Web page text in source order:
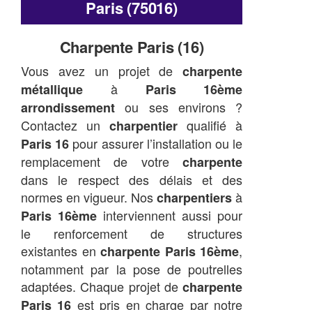
Paris (75016)
Charpente Paris (16)
Vous avez un projet decharpente
métallique à Paris 16ème
arrondissement ou ses environs ?
Contactez uncharpentier qualifié à
Paris 16 pour assurer l’installation ou le
remplacement de votrecharpente
dans le respect des délais et des
normes en vigueur. Noscharpentiersà
Paris 16ème interviennent aussi pour
le renforcement de structures
existantes encharpente Paris 16ème,
notamment par la pose de poutrelles
adaptées. Chaque projet decharpente
Paris 16 est pris en charge par notre